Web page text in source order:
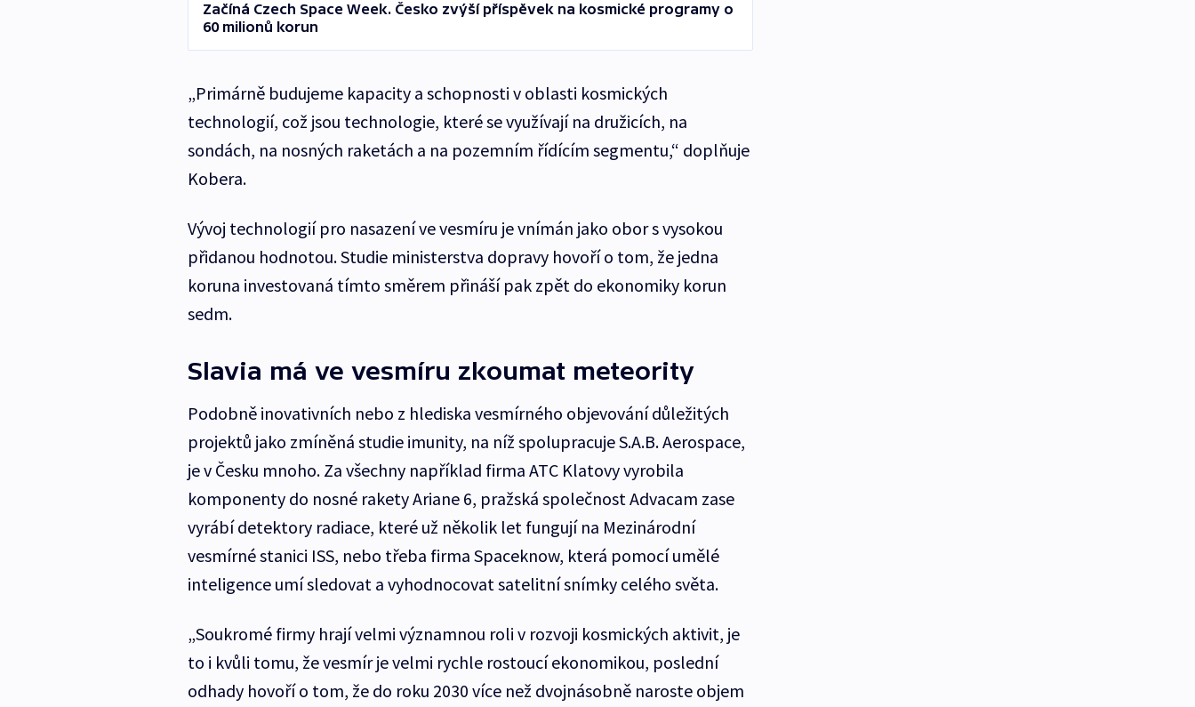
Začíná Czech Space Week. Česko zvýší příspěvek na kosmické programy o
60 milionů korun
„Primárně budujeme kapacity a schopnosti v oblasti kosmických
technologií, což jsou technologie, které se využívají na družicích, na
sondách, na nosných raketách a na pozemním řídícím segmentu,“ doplňuje
Kobera.
Vývoj technologií pro nasazení ve vesmíru je vnímán jako obor s vysokou
přidanou hodnotou. Studie ministerstva dopravy hovoří o tom, že jedna
koruna investovaná tímto směrem přináší pak zpět do ekonomiky korun
sedm.
Slavia má ve vesmíru zkoumat meteority
Podobně inovativních nebo z hlediska vesmírného objevování důležitých
projektů jako zmíněná studie imunity, na níž spolupracuje S.A.B. Aerospace,
je v Česku mnoho. Za všechny například firma ATC Klatovy vyrobila
komponenty do nosné rakety Ariane 6, pražská společnost Advacam zase
vyrábí detektory radiace, které už několik let fungují na Mezinárodní
vesmírné stanici ISS, nebo třeba firma Spaceknow, která pomocí umělé
inteligence umí sledovat a vyhodnocovat satelitní snímky celého světa.
„Soukromé firmy hrají velmi významnou roli v rozvoji kosmických aktivit, je
to i kvůli tomu, že vesmír je velmi rychle rostoucí ekonomikou, poslední
odhady hovoří o tom, že do roku 2030 více než dvojnásobně naroste objem